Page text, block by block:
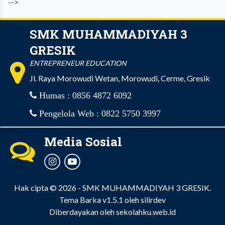
SMK MUHAMMADIYAH 3
GRESIK
ENTREPRENEUR EDUCATION
Jl. Raya Morowudi Wetan, Morowudi, Cerme, Gresik
Humas : 0856 4872 6092
Pengelola Web : 0822 5750 3997
Media Sosial
Hak cipta © 2026 - SMK MUHAMMADIYAH 3 GRESIK.
Tema Barka v1.5.1 olehsilirdev
Diberdayakan olehsekolahku.web.id